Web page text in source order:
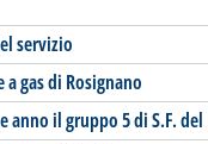
servizio
gas di Rosignano
il gruppo 5 di S.F. del